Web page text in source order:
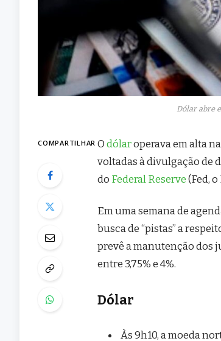
Dólar abre
COMPARTILHAR O dólaroperava em alta
voltadas à divulgação de
do Federal Reserve (Fed,
Em uma semana de
busca de “pistas” a
prevê a manutenção dos
entre 3,75% e 4%.
Dólar
Às 9h10, a moeda